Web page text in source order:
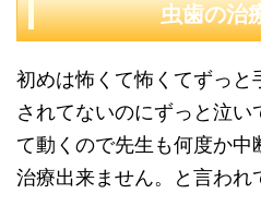
虫歯の治
初めは怖くて怖くてずっ
されてないのにずっと泣
て動くので先生も何度か中
治療出来ません。と言われ